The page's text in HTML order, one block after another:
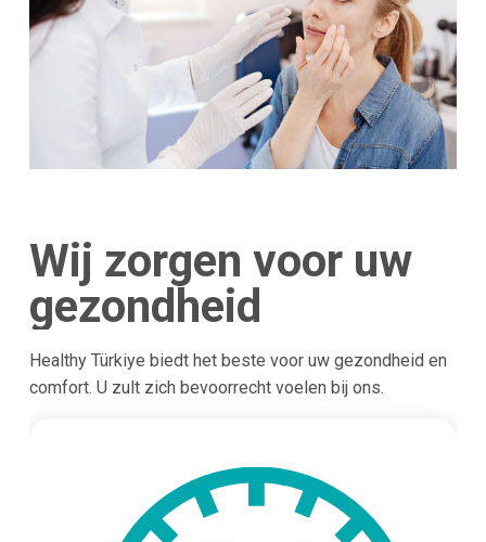
Wij zorgen voor uw
gezondheid
Healthy Türkiye biedt het beste voor uw gezondheid en
comfort. U zult zich bevoorrecht voelen bij ons.